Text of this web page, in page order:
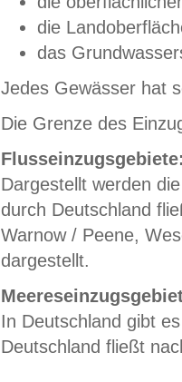
die
das
Jedes Gewässer hat
Die Grenze des
Dargestellt werden
durch Deutschland
Warnow / Peene,
dargestellt.
In Deutschland gibt
Deutschland fließt